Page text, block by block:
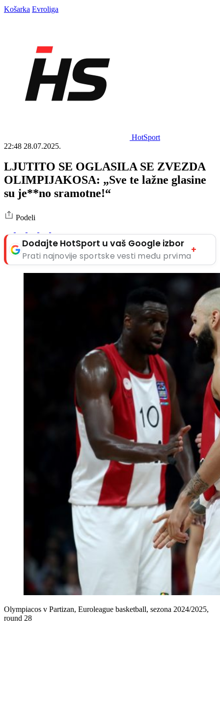
Košarka Evroliga
HotSport
22:48 28.07.2025.
LJUTITO SE OGLASILA SE ZVEZDA
OLIMPIJAKOSA: „Sve te lažne glasine
su je**no sramotne!“
Podeli
Dodajte HotSport u vaš Google izbor
Prati najnovije sportske vesti među prvima
+
Olympiacos v Partizan, Euroleague basketball, sezona 2024/2025,
round 28